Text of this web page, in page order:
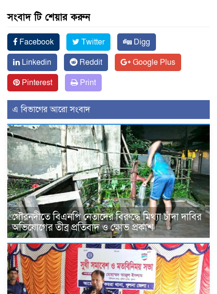
সংবাদ টি শেয়ার করুন
Facebook Twitter
Digg
Linkedin
Reddit
Google Plus
Pinterest
Print
এ বিভাগের আরো সংবাদ
গৌরনদীতে বিএনপি নেতাদের বিরুদ্ধে মিথ্যা চাঁদা দাবির
অভিযোগের তীব্র প্রতিবাদ ও ক্ষোভ প্রকাশ